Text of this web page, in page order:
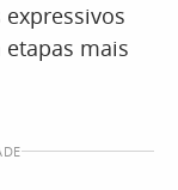
mais